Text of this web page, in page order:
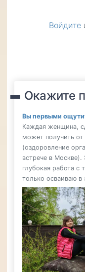
Войдите
Окажите
Вы первыми
Каждая женщина,
может получить от
(оздоровление
встрече в
глубокая работа
только осваиваю в